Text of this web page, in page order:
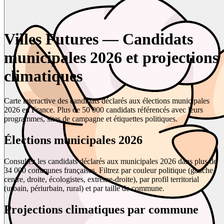
Villes Futures — Candidats
municipales 2026 et projections
climatiques
Carte interactive des candidats déclarés aux élections municipales
2026 en France. Plus de 50 000 candidats référencés avec leurs
programmes, sites de campagne et étiquettes politiques.
Élections municipales 2026
Consultez les candidats déclarés aux municipales 2026 dans plus de
34 000 communes françaises. Filtrez par couleur politique (gauche,
centre, droite, écologistes, extrême-droite), par profil territorial
(urbain, périurbain, rural) et par taille de commune.
Projections climatiques par commune